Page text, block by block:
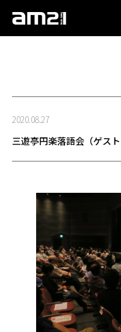
2020.08.27
三遊亭円楽落語会（ゲス